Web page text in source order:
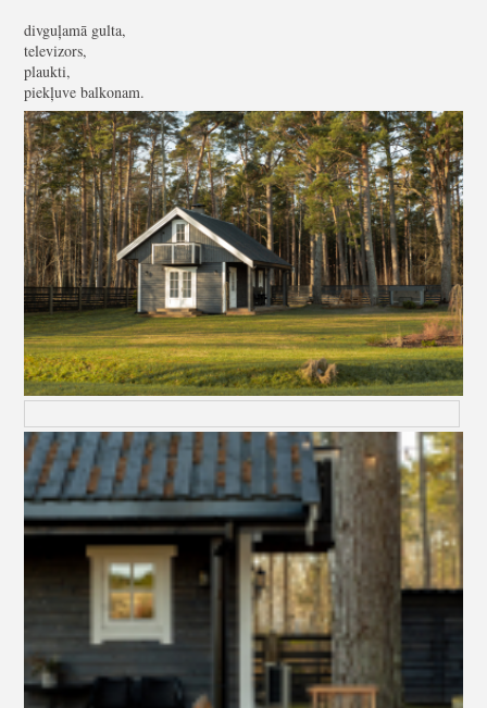
divguļamā gulta,
televizors,
plaukti,
piekļuve balkonam.